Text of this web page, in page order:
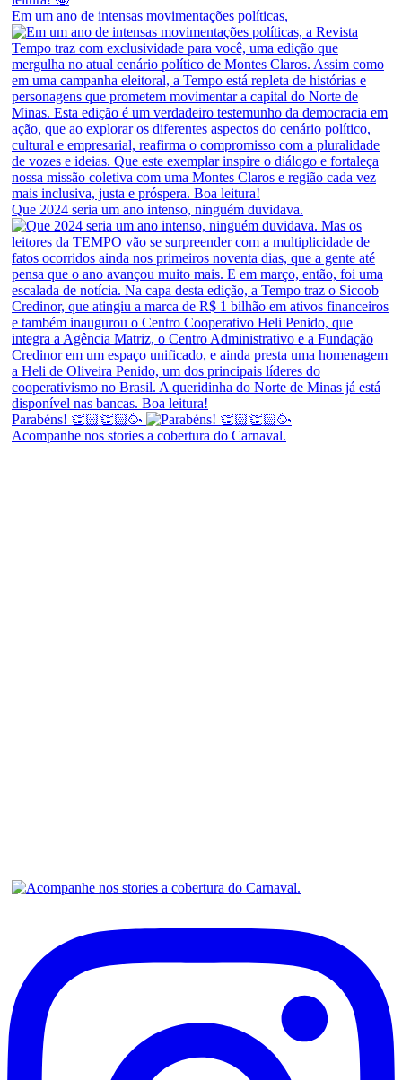
Em um ano de intensas movimentações políticas,
Que 2024 seria um ano intenso, ninguém duvidava.
Parabéns! 👏🏻👏🏻🥳
Acompanhe nos stories a cobertura do Carnaval.